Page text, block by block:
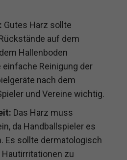
Gutes Harz sollte
auf dem
Hallenboden
einfache Reinigung der
nach dem
und Vereine wichtig.
Das Harz muss
da Handballspieler es
Es sollte dermatologisch
zu